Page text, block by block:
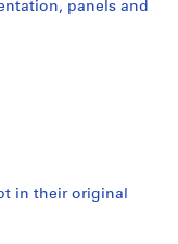
panels and
in their original